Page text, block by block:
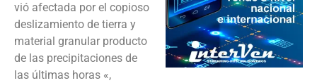
vió afectada por el copioso
deslizamiento de tierra y
material granular producto
de las precipitaciones de
las últimas horas «,